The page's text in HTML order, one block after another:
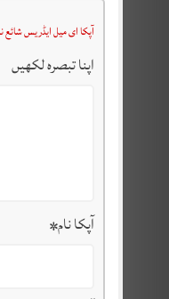
آپکا ای میل ایڈریس شائع
اپنا تبصرہ لکھیں
آپکا نام*